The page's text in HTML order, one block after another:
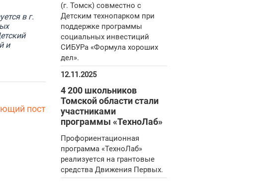
в г.
и
пост
(г. Томск) совместно с
Детским технопарком при
поддержке программы
социальных инвестиций
СИБУРа «Формула хороших
дел».
12.11.2025
4 200 школьников
Томской области стали
участниками
программы «ТехноЛаб»
Профориентационная
программа «ТехноЛаб»
реализуется на грантовые
средства Движения Первых.